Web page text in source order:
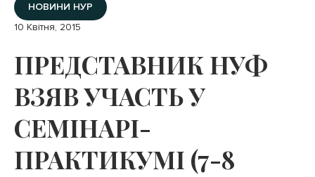
НОВИНИ НУР
10 Квітня, 2015
ПРЕДСТАВНИК НУФ
ВЗЯВ УЧАСТЬ У
СЕМІНАРІ-
ПРАКТИКУМІ (7-8